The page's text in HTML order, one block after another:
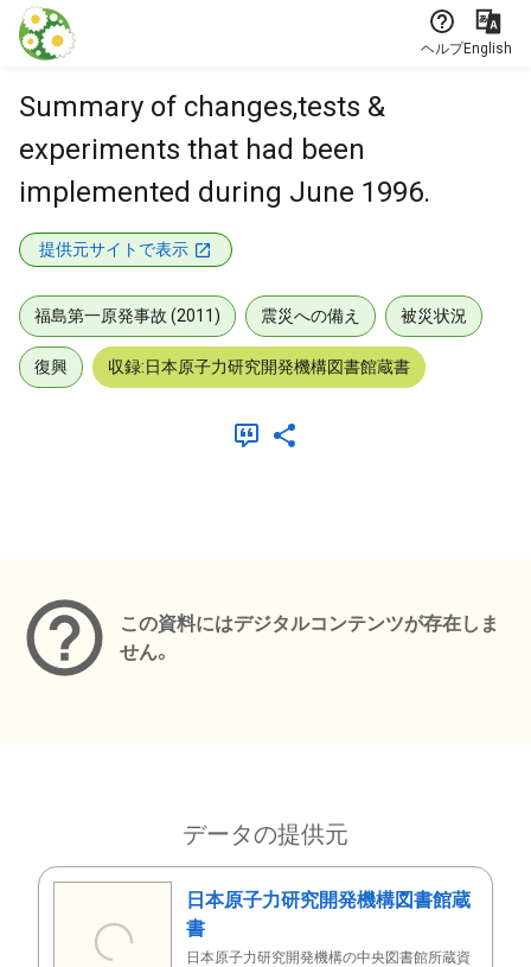
本文に飛ぶ
ヘルプEnglish
Summary of changes,tests &
experiments that had been
implemented during June 1996.
提供元サイトで表示
福島第一原発事故 (2011) 震災への備え 被災状況
復興 収録:日本原子力研究開発機構図書館蔵書
この資料にはデジタルコンテンツが存在しま
せん。
データの提供元
日本原子力研究開発機構図書館蔵
書
日本原子力研究開発機構の中央図書館所蔵資